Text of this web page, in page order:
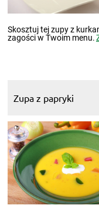
Skosztuj tej zupy z
zagości w Twoim menu.
Zupa z papryki